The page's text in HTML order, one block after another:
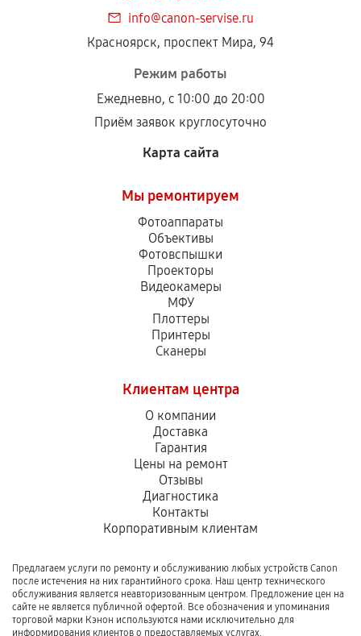
info@canon-servise.ru
Красноярск, проспект Мира, 94
Режим работы
Ежедневно, с 10:00 до 20:00
Приём заявок круглосуточно
Карта сайта
Мы ремонтируем
Фотоаппараты
Объективы
Фотовспышки
Проекторы
Видеокамеры
МФУ
Плоттеры
Принтеры
Сканеры
Клиентам центра
О компании
Доставка
Гарантия
Цены на ремонт
Отзывы
Диагностика
Контакты
Корпоративным клиентам
Предлагаем услуги по ремонту и обслуживанию любых устройств Canon
после истечения на них гарантийного срока. Наш центр технического
обслуживания является неавторизованным центром. Предложение цен на
сайте не является публичной офертой. Все обозначения и упоминания
торговой марки Кэнон используются нами исключительно для
информирования клиентов о предоставляемых услугах.